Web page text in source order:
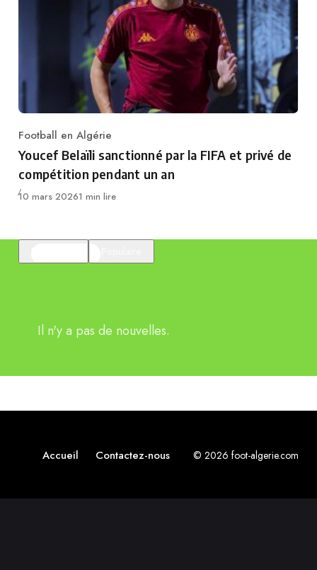
Category
Football en Algérie
Youcef Belaïli sanctionné par la FIFA et privé de
compétition pendant un an
Publié
10 mars 20261 min lire
Il n'y a pas de nouvelles.
Accueil Contactez-nous © 2026 foot-algerie.com